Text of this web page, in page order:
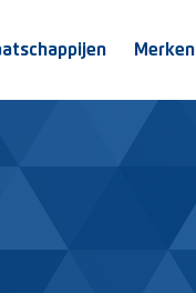
Merken